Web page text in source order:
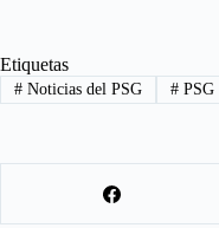
Etiquetas
#Noticias del PSG #PSG